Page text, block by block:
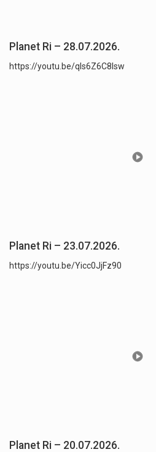
Planet Ri – 28.07.2026.
https://youtu.be/qls6Z6C8lsw
Planet Ri – 23.07.2026.
https://youtu.be/Yicc0JjFz90
Planet Ri – 20.07.2026.